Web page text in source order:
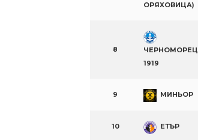
ОРЯХОВИЦА)
8
ЧЕРНОМОРЕЦ
1919
9 МИНЬОР
10 ЕТЪР